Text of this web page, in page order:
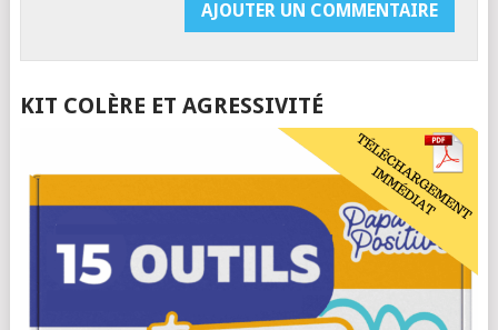
KIT COLÈRE ET AGRESSIVITÉ